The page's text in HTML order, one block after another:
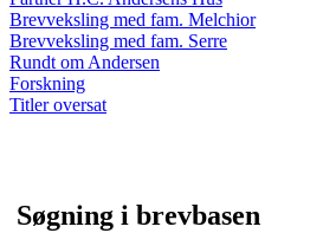
Brevveksling med fam. Melchior
Brevveksling med fam. Serre
Rundt om Andersen
Forskning
Titler oversat
Søgning i brevbasen